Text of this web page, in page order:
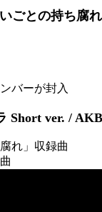
ごとの持ち腐
バーが封入
Short ver. /
れ」収録曲